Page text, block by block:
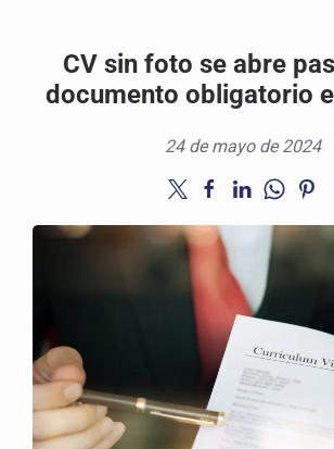
CV sin foto se abre
documento obligatorio
24 de mayo de 2024